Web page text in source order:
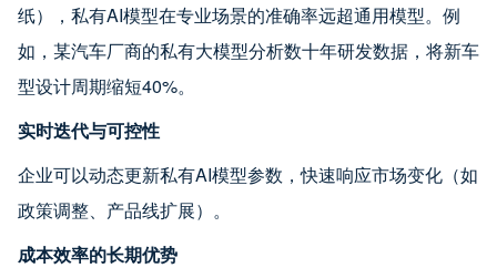
纸），私有AI模型在专业场景的准确率远超通用模型。例
如，某汽车厂商的私有大模型分析数十年研发数据，将新车
型设计周期缩短40%。
实时迭代与可控性
企业可以动态更新私有AI模型参数，快速响应市场变化（如
政策调整、产品线扩展）。
成本效率的长期优势